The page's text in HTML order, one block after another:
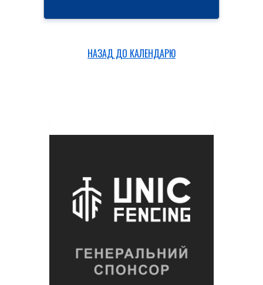
НАЗАД ДО КАЛЕНДАРЮ